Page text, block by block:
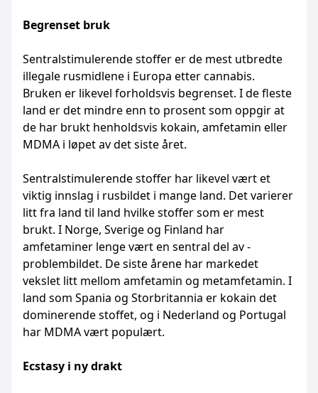
Begrenset bruk
Sentralstimulerende stoffer er de mest ­utbredte
illegale rusmidlene i Europa ­etter ­cannabis.
Bruken er likevel forholdsvis ­begrenset. I de fleste
land er det mindre enn to prosent som oppgir at
de har brukt ­henholdsvis kokain, amfetamin eller
MDMA i løpet av det siste året.
Sentralstimulerende stoffer har likevel vært et
viktig innslag i rusbildet i mange land. Det varierer
litt fra land til land hvilke ­stoffer som er mest
brukt. I Norge, Sverige og ­Finland har
amfetaminer lenge vært en ­sentral del av ­
problembildet. De siste ­årene har markedet
vekslet litt mellom ­amfetamin og ­metamfetamin. I
land som Spania og ­Storbritannia er kokain det
dominerende ­stoffet, og i Nederland og Portugal
har MDMA vært populært.
Ecstasy i ny drakt